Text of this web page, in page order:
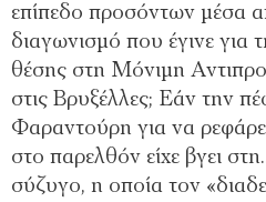
επίπεδο προσόντων μέσα
διαγωνισμό που έγινε για
θέσης στη Μόνιμη
στις Βρυξέλλες; Εάν την
Φαραντούρη για να
στο παρελθόν είχε βγει
σύζυγο, η οποία τον